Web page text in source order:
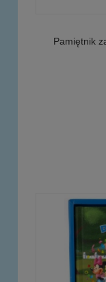
Pamiętnik